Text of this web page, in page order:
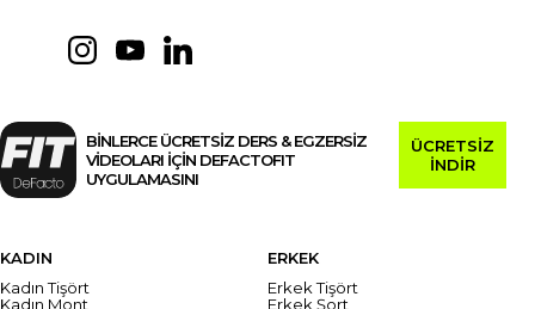
BİNLERCE ÜCRETSİZ DERS & EGZERSİZ
VİDEOLARI İÇİN DEFACTOFIT
UYGULAMASINI
ÜCRETSİZ
İNDİR
KADIN
Kadın Tişört
Kadın Mont
ERKEK
Erkek Tişört
Erkek Şort